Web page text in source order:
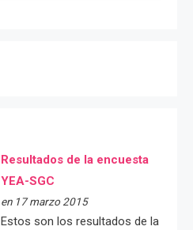
Resultados de la encuesta
YEA-SGC
en 17 marzo 2015
Estos son los resultados de la